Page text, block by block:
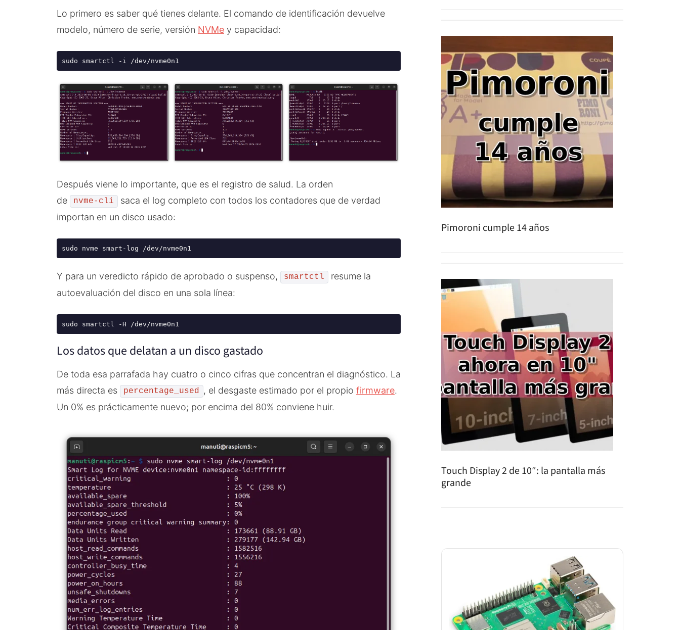
Lo primero es saber qué tienes delante. El comando de identificación devuelve
modelo, número de serie, versión NVMe y capacidad:
sudo smartctl -i /dev/nvme0n1
Después viene lo importante, que es el registro de salud. La orden
de
nvme-cli
saca el log completo con todos los contadores que de verdad
importan en un disco usado:
sudo nvme smart-log /dev/nvme0n1
Y para un veredicto rápido de aprobado o suspenso, smartctl
resume la
autoevaluación del disco en una sola línea:
sudo smartctl -H /dev/nvme0n1
Los datos que delatan a un disco gastado
De toda esa parrafada hay cuatro o cinco cifras que concentran el diagnóstico. La
más directa es
percentage_used , el desgaste estimado por el propio firmware.
Un 0% es prácticamente nuevo; por encima del 80% conviene huir.
Pimoroni cumple 14 años
Touch Display 2 de 10″: la pantalla más
grande